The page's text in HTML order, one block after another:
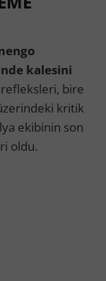
kalesini
bire
kritik
ekibinin son
oldu.